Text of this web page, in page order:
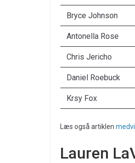
Bryce Johnson
Antonella Rose
Chris Jericho
Daniel Roebuck
Krsy Fox
Læs også artiklen
Lauren